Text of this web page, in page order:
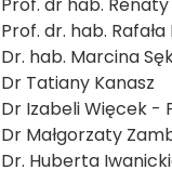
Prof. dr. hab.
Dr. hab. Marcina
Dr Tatiany Kanasz
Dr Izabeli Więcek -
Dr Małgorzaty
Dr. Huberta